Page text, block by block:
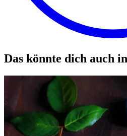
Das könnte dich auch